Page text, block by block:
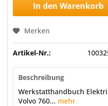
In den Warenkorb
Merken
Artikel-Nr.:
Beschreibung
Werkstatthandbuch
Volvo 760... mehr